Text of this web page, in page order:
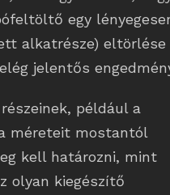
egy
alkatrésze) eltörlése
jelentős
például a
méreteit mostantól
kell határozni, mint
olyan kiegészítő